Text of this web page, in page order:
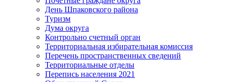
День Шпаковского района
Туризм
Дума округа
Контрольно счетный орган
Территориальная избирательная комиссия
Перечень пространственных сведений
Территориальные отделы
Перепись населения 2021